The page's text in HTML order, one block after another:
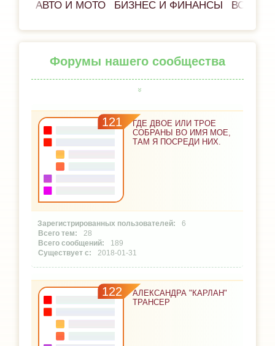
АВТО И МОТО БИЗНЕС И ФИНАНСЫ ВСЁ
Форумы нашего сообщества
121
ГДЕ ДВОЕ ИЛИ ТРОЕ
СОБРАНЫ ВО ИМЯ МОЕ,
ТАМ Я ПОСРЕДИ НИХ.
6
28
189
2018-01-31
122
АЛЕКСАНДРА "КАРЛАН"
ТРАНСЕР